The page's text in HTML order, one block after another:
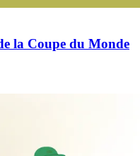
la Coupe du Monde